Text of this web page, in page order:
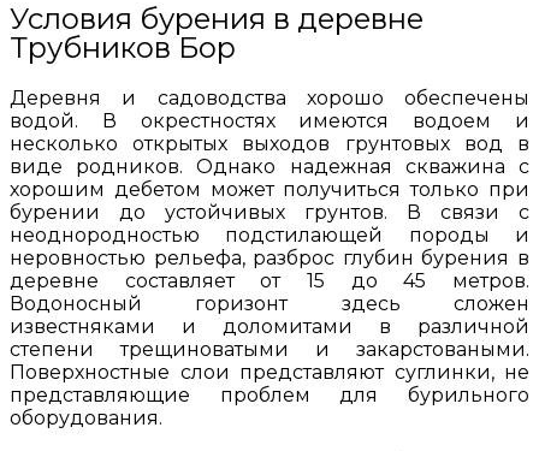
Условия бурения в деревне
Трубников Бор
Деревня и садоводства хорошо обеспечены
водой. В окрестностях имеются водоем и
несколько открытых выходов грунтовых вод в
виде родников. Однако надежная скважина с
хорошим дебетом может получиться только при
бурении до устойчивых грунтов. В связи с
неоднородностью подстилающей породы и
неровностью рельефа, разброс глубин бурения в
деревне составляет от 15 до 45 метров.
Водоносный горизонт здесь сложен
известняками и доломитами в различной
степени трещиноватыми и закарстоваными.
Поверхностные слои представляют суглинки, не
представляющие проблем для бурильного
оборудования.